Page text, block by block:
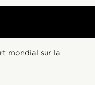
mondial sur la